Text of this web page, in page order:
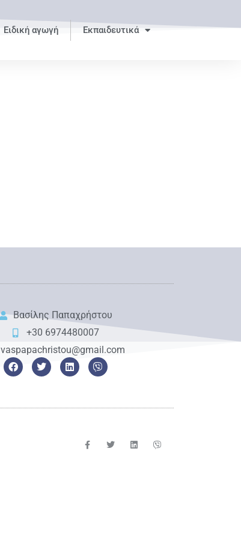
Ειδική αγωγή Εκπαιδευτικά
Βασίλης Παπαχρήστου
+30 6974480007
vaspapachristou@gmail.com